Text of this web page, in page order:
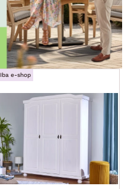
Iba e-shop